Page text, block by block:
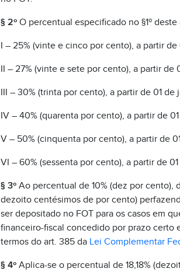
§ 2ºO percentual especificado no §1º deste
I – 25% (vinte e cinco por cento), a partir
II – 27% (vinte e sete por cento), a partir de
III – 30% (trinta por cento), a partir de 01 de
IV – 40% (quarenta por cento), a partir de
V – 50% (cinquenta por cento), a partir de
VI – 60% (sessenta por cento), a partir de
§ 3ºAo percentual de 10% (dez por cento),
dezoito centésimos de por cento)
ser depositado no FOT para os casos em
financeiro-fiscal concedido por prazo certo
termos do art. 385 da Lei Complementar
§ 4ºAplica-se o percentual de 18,18%